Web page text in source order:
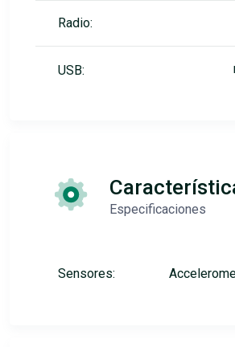
Radio:
USB:
Especificaciones
Sensores: